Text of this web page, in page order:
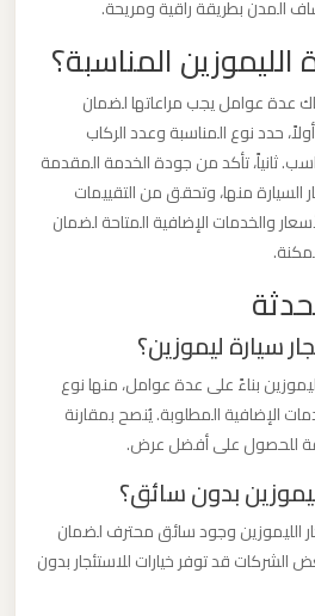
المدن بطريقة راقية ومريحة.
المناسبة؟
عدة عوامل يجب مراعاتها لضمان
حدد نوع المناسبة وعدد الركاب
ثانياً، تأكد من جودة الخدمة المقدمة
السيارة منها، وتحقق من التقييمات
والخدمات الإضافية المتاحة لضمان
سيارة ليموزين؟
بناءً على عدة عوامل، منها نوع
الإضافية المطلوبة. يُنصح بمقارنة
للحصول على أفضل عرض.
بدون سائق؟
الليموزين وجود سائق محترف لضمان
الشركات قد توفر خيارات للاستئجار بدون